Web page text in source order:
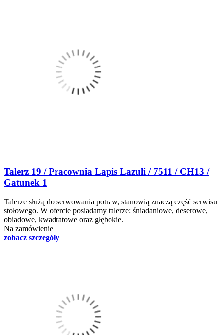
Talerz 19 / Pracownia Lapis Lazuli / 7511 / CH13 /
Gatunek 1
Talerze służą do serwowania potraw, stanowią znaczą część serwisu
stołowego. W ofercie posiadamy talerze: śniadaniowe, deserowe,
obiadowe, kwadratowe oraz głębokie.
Na zamówienie
zobacz szczegóły